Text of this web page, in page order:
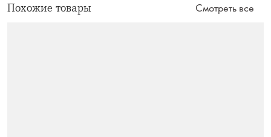
Похожие товары Смотреть все